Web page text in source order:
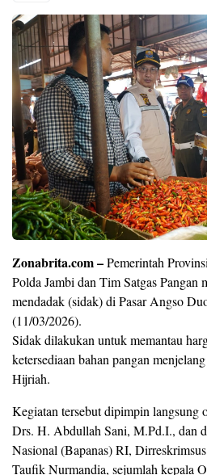
Zonabrita.com –Pemerintah
Polda Jambi dan Tim Satgas Pangan
mendadak (sidak) di Pasar Angso
(11/03/2026).
Sidak dilakukan untuk memantau
ketersediaan bahan pangan
Hijriah.
Kegiatan tersebut dipimpin langsung
Drs. H. Abdullah Sani, M.Pd.I., dan
Nasional (Bapanas) RI,
Taufik Nurmandia, sejumlah kepala